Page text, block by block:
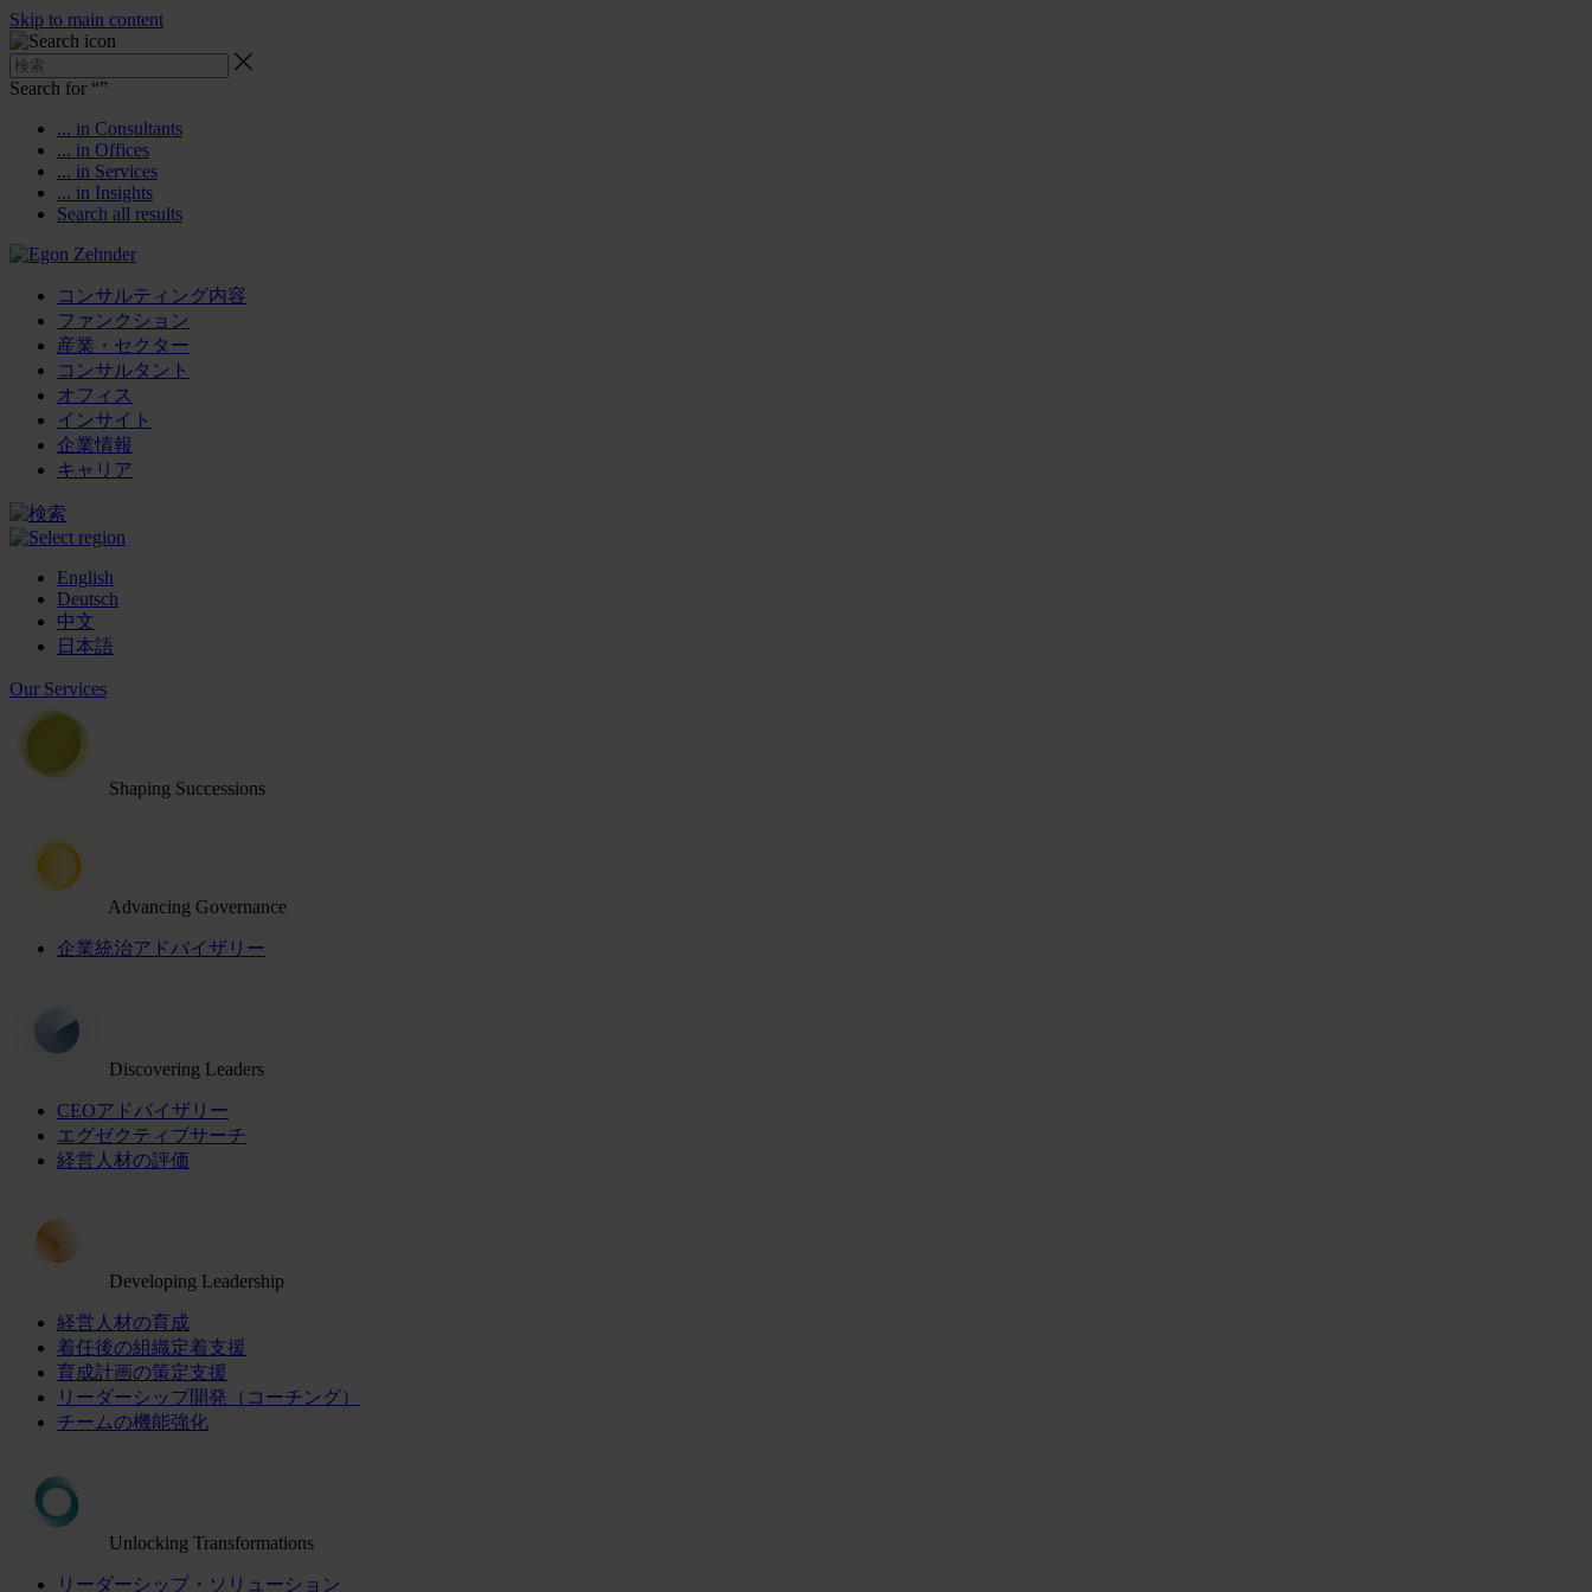
Skip to main content
Search for “”
... in Consultants
... in Offices
... in Services
... in Insights
Search all results
コンサルティング内容
ファンクション
産業・セクター
コンサルタント
オフィス
インサイト
企業情報
キャリア
English
Deutsch
中文
日本語
Our Services
Shaping Successions
Advancing Governance
企業統治アドバイザリー
Discovering Leaders
CEOアドバイザリー
エグゼクティブサーチ
経営人材の評価
Developing Leadership
経営人材の育成
着任後の組織定着支援
育成計画の策定支援
リーダーシップ開発（コーチング）
チームの機能強化
Unlocking Transformations
リーダーシップ・ソリューション